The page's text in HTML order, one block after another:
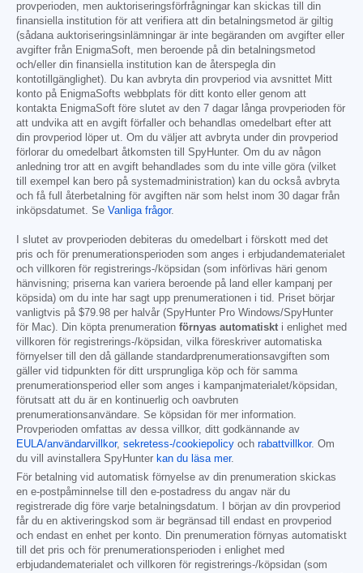
provperioden, men auktoriseringsförfrågningar kan skickas till din
finansiella institution för att verifiera att din betalningsmetod är giltig
(sådana auktoriseringsinlämningar är inte begäranden om avgifter eller
avgifter från EnigmaSoft, men beroende på din betalningsmetod
och/eller din finansiella institution kan de återspegla din
kontotillgänglighet). Du kan avbryta din provperiod via avsnittet Mitt
konto på EnigmaSofts webbplats för ditt konto eller genom att
kontakta EnigmaSoft före slutet av den 7 dagar långa provperioden för
att undvika att en avgift förfaller och behandlas omedelbart efter att
din provperiod löper ut. Om du väljer att avbryta under din provperiod
förlorar du omedelbart åtkomsten till SpyHunter. Om du av någon
anledning tror att en avgift behandlades som du inte ville göra (vilket
till exempel kan bero på systemadministration) kan du också avbryta
och få full återbetalning för avgiften när som helst inom 30 dagar från
inköpsdatumet. Se Vanliga frågor.
I slutet av provperioden debiteras du omedelbart i förskott med det
pris och för prenumerationsperioden som anges i erbjudandematerialet
och villkoren för registrerings-/köpsidan (som införlivas häri genom
hänvisning; priserna kan variera beroende på land eller kampanj per
köpsida) om du inte har sagt upp prenumerationen i tid. Priset börjar
vanligtvis på $79.98 per halvår (SpyHunter Pro Windows/SpyHunter
för Mac). Din köpta prenumeration förnyas automatiskt i enlighet med
villkoren för registrerings-/köpsidan, vilka föreskriver automatiska
förnyelser till den då gällande standardprenumerationsavgiften som
gäller vid tidpunkten för ditt ursprungliga köp och för samma
prenumerationsperiod eller som anges i kampanjmaterialet/köpsidan,
förutsatt att du är en kontinuerlig och oavbruten
prenumerationsanvändare. Se köpsidan för mer information.
Provperioden omfattas av dessa villkor, ditt godkännande av
EULA/användarvillkor, sekretess-/cookiepolicy och rabattvillkor. Om
du vill avinstallera SpyHunter kan du läsa mer.
För betalning vid automatisk förnyelse av din prenumeration skickas
en e-postpåminnelse till den e-postadress du angav när du
registrerade dig före varje betalningsdatum. I början av din provperiod
får du en aktiveringskod som är begränsad till endast en provperiod
och endast en enhet per konto. Din prenumeration förnyas automatiskt
till det pris och för prenumerationsperioden i enlighet med
erbjudandematerialet och villkoren för registrerings-/köpsidan (som